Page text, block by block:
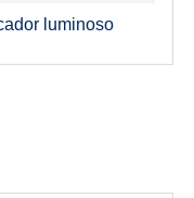
luminoso